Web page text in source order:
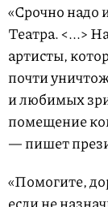
«Срочно надо
Театра. <...>
артисты,
почти
и любимых
помещение
— пишет
«Помогите,